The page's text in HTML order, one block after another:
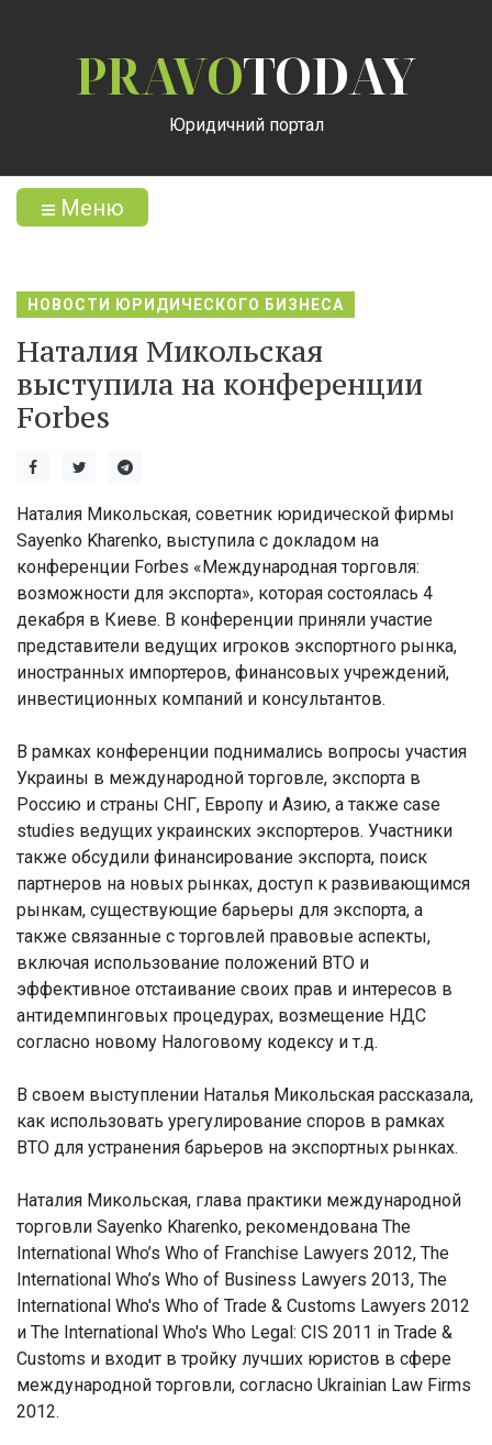
PRAVOTODAY
Юридичний портал
Меню
НОВОСТИ ЮРИДИЧЕСКОГО БИЗНЕСА
Наталия Микольская
выступила на конференции
Forbes
Наталия Микольская, советник юридической фирмы
Sayenko Kharenko, выступила с докладом на
конференции Forbes «Международная торговля:
возможности для экспорта», которая состоялась 4
декабря в Киеве. В конференции приняли участие
представители ведущих игроков экспортного рынка,
иностранных импортеров, финансовых учреждений,
инвестиционных компаний и консультантов.
В рамках конференции поднимались вопросы участия
Украины в международной торговле, экспорта в
Россию и страны СНГ, Европу и Азию, а также case
studies ведущих украинских экспортеров. Участники
также обсудили финансирование экспорта, поиск
партнеров на новых рынках, доступ к развивающимся
рынкам, существующие барьеры для экспорта, а
также связанные с торговлей правовые аспекты,
включая использование положений ВТО и
эффективное отстаивание своих прав и интересов в
антидемпинговых процедурах, возмещение НДС
согласно новому Налоговому кодексу и т.д.
В своем выступлении Наталья Микольская рассказала,
как использовать урегулирование споров в рамках
ВТО для устранения барьеров на экспортных рынках.
Наталия Микольская, глава практики международной
торговли Sayenko Kharenko, рекомендована The
International Who’s Who of Franchise Lawyers 2012, The
International Who’s Who of Business Lawyers 2013, The
International Who's Who of Trade & Customs Lawyers 2012
и The International Who's Who Legal: CIS 2011 in Trade &
Customs и входит в тройку лучших юристов в сфере
международной торговли, согласно Ukrainian Law Firms
2012.